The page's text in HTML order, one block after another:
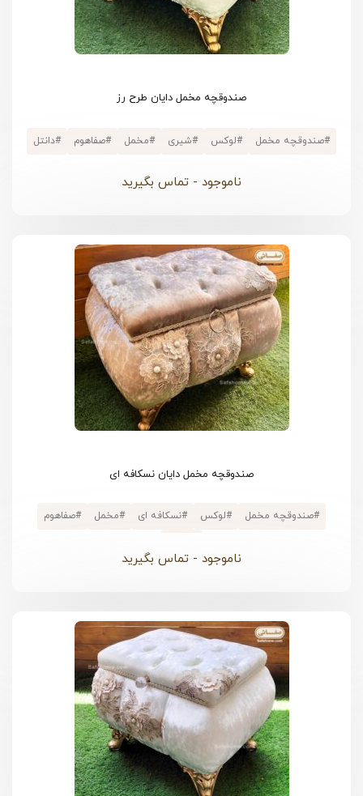
صندوقچه مخمل دایان طرح رز
#صندوقچه مخمل #لوکس #شیری #مخمل #صفاهوم #دانتل
ناموجود - تماس بگیرید
صندوقچه مخمل دایان نسکافه ای
#صندوقچه مخمل #لوکس #نسکافه ای #مخمل #صفاهوم
ناموجود - تماس بگیرید